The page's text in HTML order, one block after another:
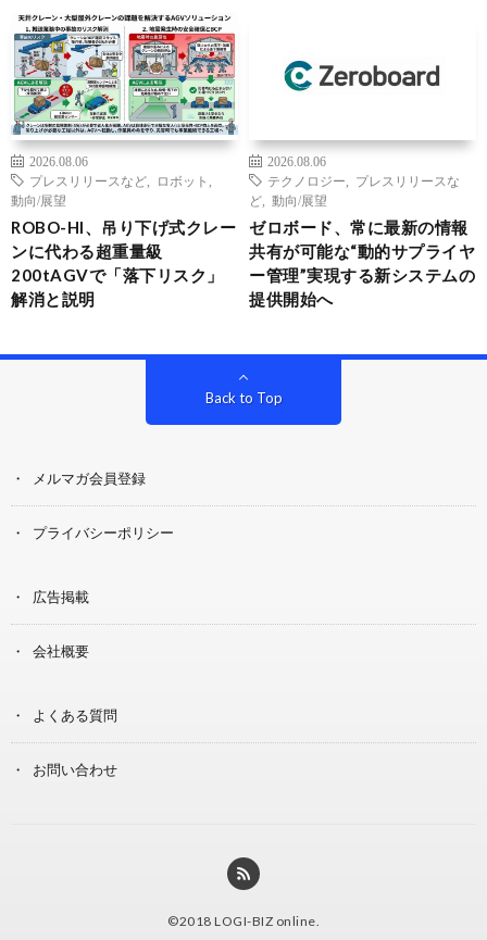
2026.08.06
プレスリリースなど
ロボット
動向/展望
ROBO-HI、吊り下げ式クレー
ンに代わる超重量級
200tAGVで「落下リスク」
解消と説明
2026.08.06
テクノロジー
プレスリリースな
ど
動向/展望
ゼロボード、常に最新の情報
共有が可能な“動的サプライヤ
ー管理”実現する新システムの
提供開始へ
Back to Top
メルマガ会員登録
プライバシーポリシー
広告掲載
会社概要
よくある質問
お問い合わせ
©2018 LOGI-BIZ online